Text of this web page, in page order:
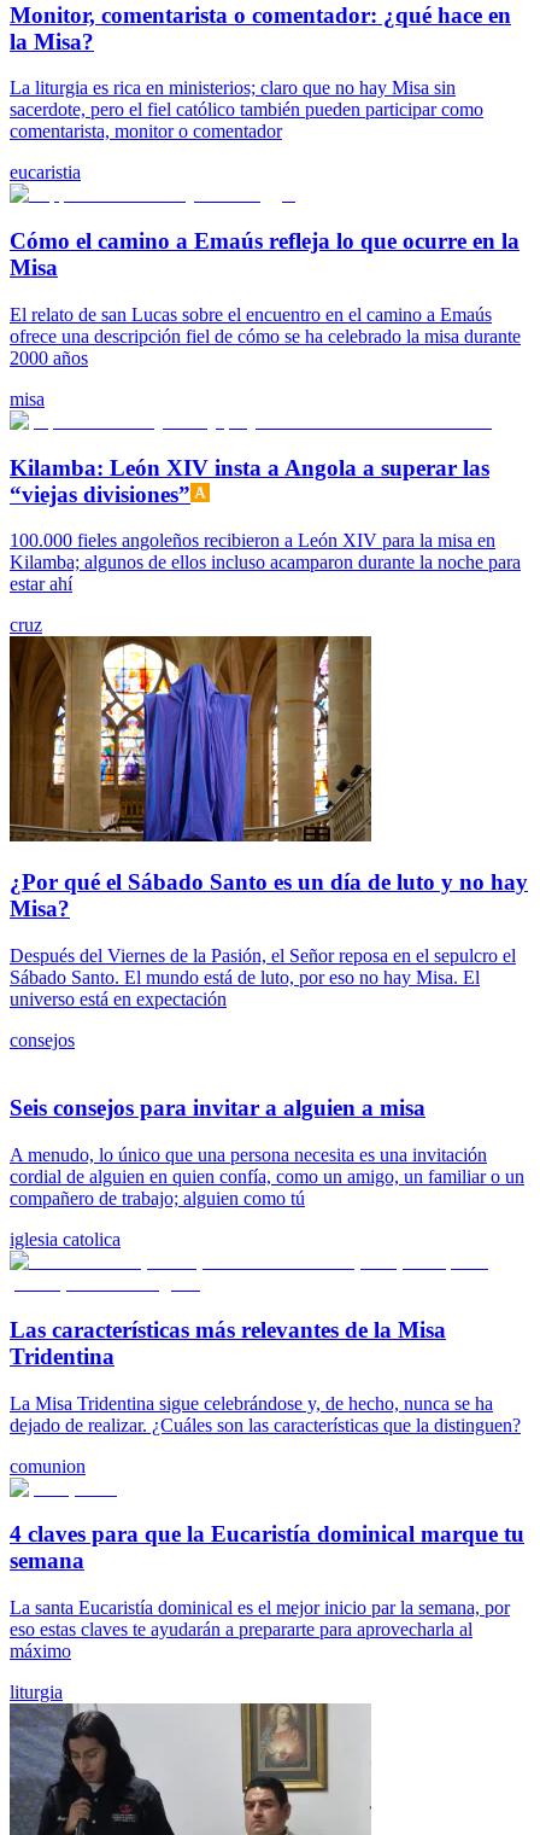
Monitor, comentarista o comentador: ¿qué hace en
la Misa?
La liturgia es rica en ministerios; claro que no hay Misa sin
sacerdote, pero el fiel católico también pueden participar como
comentarista, monitor o comentador
eucaristia
Cómo el camino a Emaús refleja lo que ocurre en la
Misa
El relato de san Lucas sobre el encuentro en el camino a Emaús
ofrece una descripción fiel de cómo se ha celebrado la misa durante
2000 años
misa
Kilamba: León XIV insta a Angola a superar las
“viejas divisiones”
100.000 fieles angoleños recibieron a León XIV para la misa en
Kilamba; algunos de ellos incluso acamparon durante la noche para
estar ahí
cruz
¿Por qué el Sábado Santo es un día de luto y no hay
Misa?
Después del Viernes de la Pasión, el Señor reposa en el sepulcro el
Sábado Santo. El mundo está de luto, por eso no hay Misa. El
universo está en expectación
consejos
Seis consejos para invitar a alguien a misa
A menudo, lo único que una persona necesita es una invitación
cordial de alguien en quien confía, como un amigo, un familiar o un
compañero de trabajo; alguien como tú
iglesia catolica
Las características más relevantes de la Misa
Tridentina
La Misa Tridentina sigue celebrándose y, de hecho, nunca se ha
dejado de realizar. ¿Cuáles son las características que la distinguen?
comunion
4 claves para que la Eucaristía dominical marque tu
semana
La santa Eucaristía dominical es el mejor inicio par la semana, por
eso estas claves te ayudarán a prepararte para aprovecharla al
máximo
liturgia